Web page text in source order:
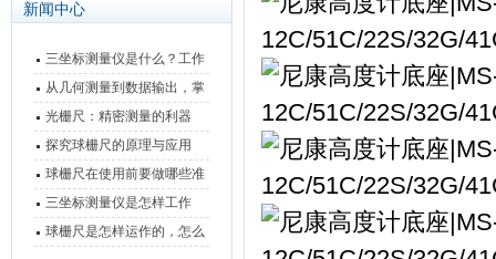
新闻中心
三坐标测量仪是什么？工作
原理、分类与核心功能一次
讲清
从几何测量到数据输出，掌
握万濠影像测量仪的六大核
心能力
光栅尺：精密测量的利器
探究球栅尺的原理与应用
球栅尺在使用前要做哪些准
备工作？
三坐标测量仪是怎样工作
的，功能有什么优势？
球栅尺是怎样运作的，怎么